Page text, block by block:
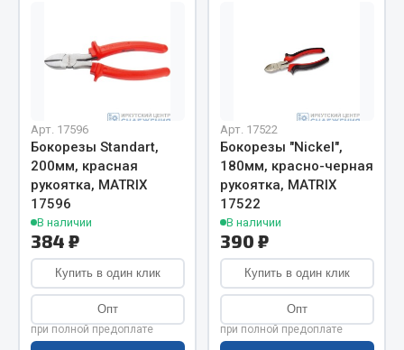
Автомобильная электрика
Блоки реле и предохранителей
Вилки нагрузочные
Выключатели и переключатели клавишные
Выключатели кнопочные
Выключатель массы
Изолента
Показать ещё
Весь раздел
Арт. 17596
Бокорезы Standart,
200мм, красная
рукоятка, MATRIX
17596
В наличии
384 ₽
Купить в один клик
Опт
при полной предоплате
Арт. 17522
Бокорезы "Nickel",
180мм, красно-черная
рукоятка, MATRIX
17522
В наличии
390 ₽
Купить в один клик
Опт
при полной предоплате